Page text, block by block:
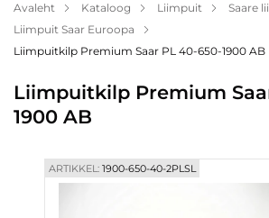
Makse
Meist
Kontaktid
Avaleht Kataloog Liimpuit
Saare
Liimpuit Saar Euroopa
Liimpuitkilp Premium Saar PL 40-650-1900 AB
Liimpuitkilp Premium
1900 AB
ARTIKKEL:1900-650-40-2PLSL